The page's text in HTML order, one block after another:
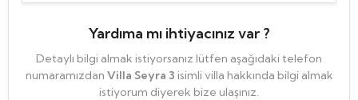
Yardıma mı ihtiyacınız var ?
Detaylı bilgi almak istiyorsanız lütfen aşağıdaki telefon
numaramızdan Villa Seyra 3 isimli villa hakkında bilgi almak
istiyorum diyerek bize ulaşınız.